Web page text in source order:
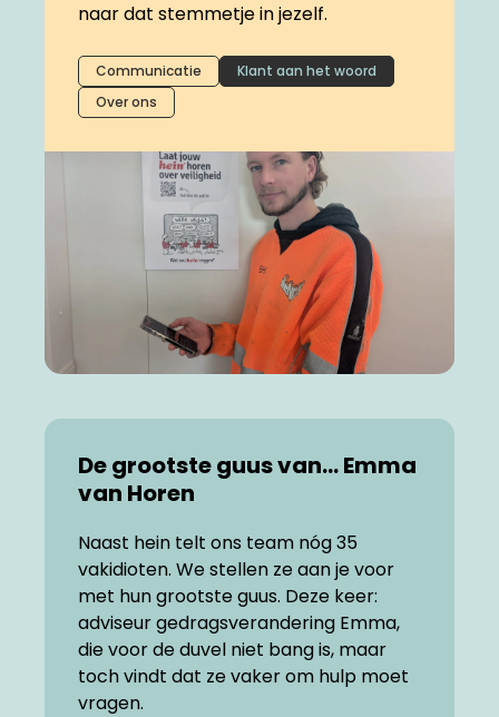
naar dat stemmetje in jezelf.
Communicatie
Klant aan het woord
Over ons
De grootste guus van… Emma
van Horen
Naast hein telt ons team nóg 35
vakidioten. We stellen ze aan je voor
met hun grootste guus. Deze keer:
adviseur gedragsverandering Emma,
die voor de duvel niet bang is, maar
toch vindt dat ze vaker om hulp moet
vragen.